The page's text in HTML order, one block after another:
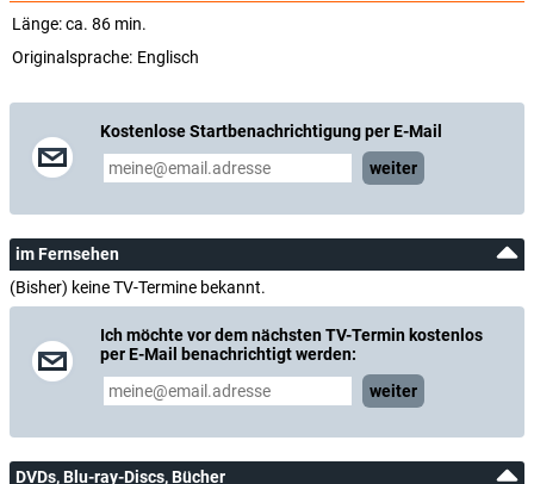
Länge: ca. 86 min.
Originalsprache: Englisch
Kostenlose Startbenachrichtigung per E-Mail
weiter
im Fernsehen
(Bisher) keine TV-Termine bekannt.
Ich möchte vor dem nächsten TV-Termin kostenlos
per E-Mail benachrichtigt werden:
weiter
DVDs, Blu-ray-Discs, Bücher